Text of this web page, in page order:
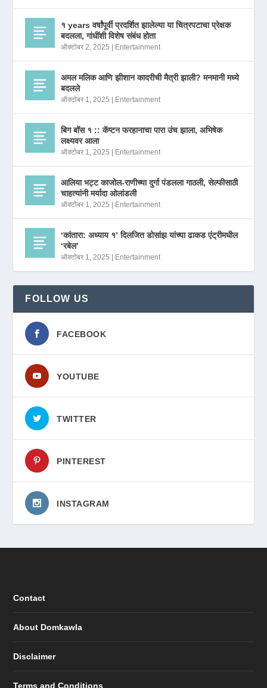
१ years वर्षांपूर्वी प्रदर्शित झालेल्या या चित्रपटाचा प्रेक्षक
बदलला, गांधींशी विशेष संबंध होता
ऑक्टोबर 2, 2025 | Entertainment
अमल मलिक आणि झीशान कादरीची मैत्री झाली? मनमानी मध्ये
बदलले
ऑक्टोबर 1, 2025 | Entertainment
बिग बॉस १ :: कॅप्टन फरहानाचा पारा उंच झाला, अभिषेक
लक्ष्यवर आला
ऑक्टोबर 1, 2025 | Entertainment
आलिया भट्ट काजोल-राणीच्या दुर्गा पंडलला गाठली, सेल्फीसाठी
चाहत्यांनी मर्यादा ओलांडली
ऑक्टोबर 1, 2025 | Entertainment
‘कांतारा: अध्याय १’ दिलजित डोसांझ यांच्या ढाकड एंट्रीमधील
‘रबेल’
ऑक्टोबर 1, 2025 | Entertainment
FOLLOW US
FACEBOOK
YOUTUBE
TWITTER
PINTEREST
INSTAGRAM
Contact
About Domkawla
Disclaimer
Terms and Conditions